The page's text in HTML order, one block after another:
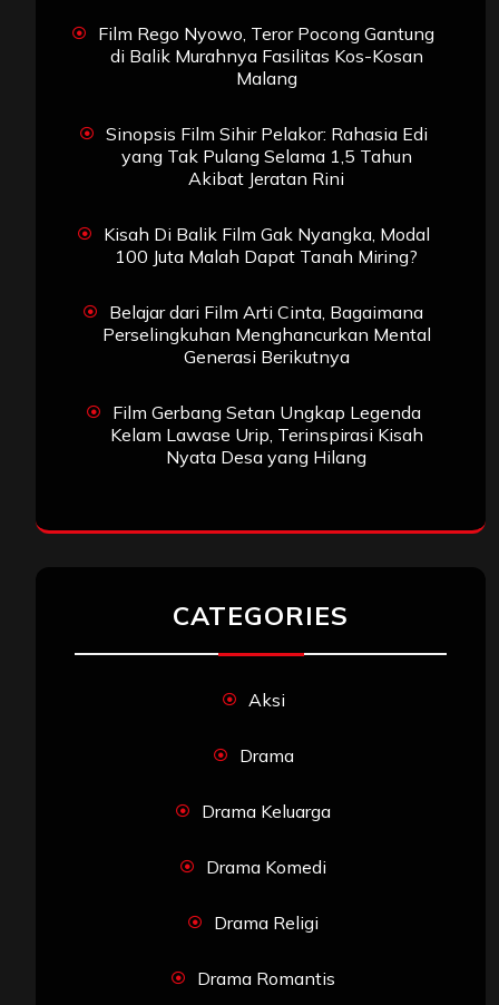
Film Rego Nyowo, Teror Pocong Gantung
di Balik Murahnya Fasilitas Kos-Kosan
Malang
Sinopsis Film Sihir Pelakor: Rahasia Edi
yang Tak Pulang Selama 1,5 Tahun
Akibat Jeratan Rini
Kisah Di Balik Film Gak Nyangka, Modal
100 Juta Malah Dapat Tanah Miring?
Belajar dari Film Arti Cinta, Bagaimana
Perselingkuhan Menghancurkan Mental
Generasi Berikutnya
Film Gerbang Setan Ungkap Legenda
Kelam Lawase Urip, Terinspirasi Kisah
Nyata Desa yang Hilang
CATEGORIES
Aksi
Drama
Drama Keluarga
Drama Komedi
Drama Religi
Drama Romantis